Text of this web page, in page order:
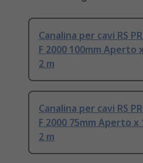
Canalina per cavi RS
F 2000 100mm Aperto
2 m
Canalina per cavi RS
F 2000 75mm Aperto x
2 m